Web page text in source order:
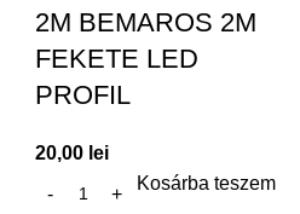
2M BEMAROS 2M
FEKETE LED
PROFIL
20,00 lei
Kosárba teszem